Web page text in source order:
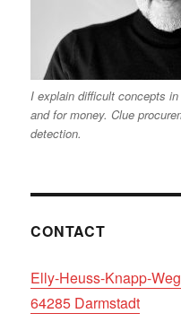
I explain difficult concepts
and for money. Clue
detection.
CONTACT
Elly-Heuss-Knapp-
64285 Darmstadt